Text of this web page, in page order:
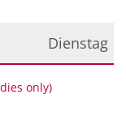
Dienstag
only):